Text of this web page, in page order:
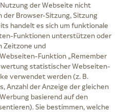
der Webseite nicht
der Browser-Sitzung, Sitzung
handelt es sich um funktionale
Funktionen unterstützen oder
Zeitzone und
Funktion „Remember
statistischer Webseiten-
verwendet werden (z. B.
Anzahl der Anzeige der gleichen
basierend auf den
Sie bestimmen, welche